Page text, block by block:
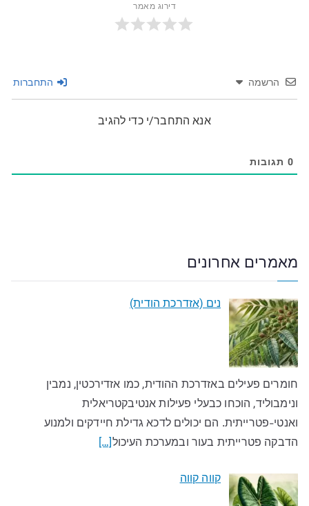
דירוג מאמר
הרשמה התחברות
אנא התחבר/י כדי להגיב
0 תגובות
מאמרים אחרונים
נים (אזדרכת הודית)
חומרים פעילים באזדרכת ההודית, כמו אזדירכטין, נמבין
ונימבוליד, הוכחו כבעלי פעילות אנטיבקטריאלית
ואנטי-פטרייתית. הם יכולים לדכא גדילת חיידקים ולמנוע
הדבקה פטרייתית בעור ובמערכת העיכול[…]
קווה קווה